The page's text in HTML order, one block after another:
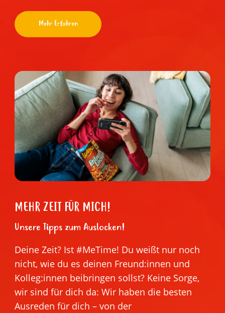
Mehr Erfahren
MEHR ZEIT FÜR MICH!
Unsere Tipps zum Auslocken!
Deine Zeit? Ist #MeTime! Du weißt nur noch
nicht, wie du es deinen Freund:innen und
Kolleg:innen beibringen sollst? Keine Sorge,
wir sind für dich da: Wir haben die besten
Ausreden für dich – von der